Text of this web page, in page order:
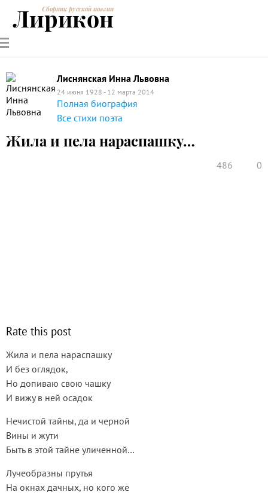
РУССКИЕ
ПОЭТЫ
СОВРЕМЕННИКИЭНЦИКЛОПЕДИЯ
ПОЭЗИИ
Сборник русской поэзии
Лирикон
Лиснянская Инна Львовна
24 июня 1928 - 12 марта 2014
Полная биография
Все стихи поэта
Жила и пела нараспашку…
486 0
Rate this post
Жила и пела нараспашку
И без оглядок,
Но допиваю свою чашку
И вижу в ней осадок
Нечистой тайны, да и черной
Вины и жути
Быть в этой тайне уличенной…
Лучеобразны прутья
На окнах дачных, но кого же